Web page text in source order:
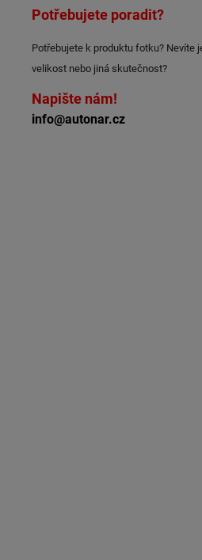
Potřebujete poradit?
Potřebujete k produktu fotku? Nevíte
velikost nebo jiná skutečnost?
Napište nám!
info@autonar.cz